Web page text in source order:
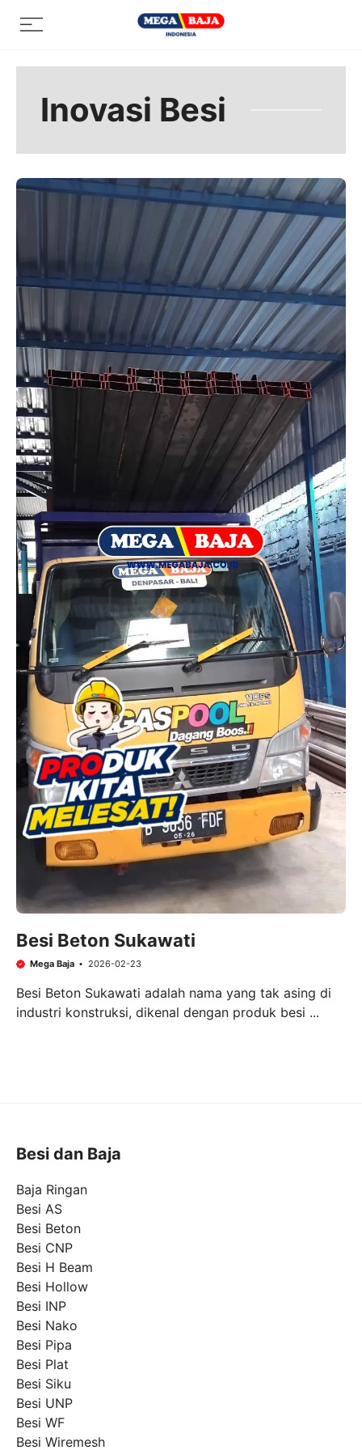
Menu
Inovasi Besi
Besi Beton Sukawati
Mega Baja 2026-02-23
Besi Beton Sukawati adalah nama yang tak asing di
industri konstruksi, dikenal dengan produk besi ...
Besi dan Baja
Baja Ringan
Besi AS
Besi Beton
Besi CNP
Besi H Beam
Besi Hollow
Besi INP
Besi Nako
Besi Pipa
Besi Plat
Besi Siku
Besi UNP
Besi WF
Besi Wiremesh